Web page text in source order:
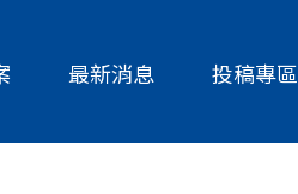
最新消息 投稿專區